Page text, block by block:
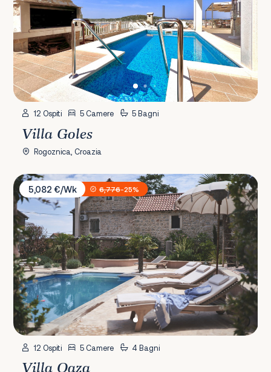
12 Ospiti 5 Camere 5 Bagni
Villa Goles
Rogoznica, Croazia
Villa Oaza
5,082 €/Wk
6,776-25%
12 Ospiti 5 Camere 4 Bagni
Villa Oaza